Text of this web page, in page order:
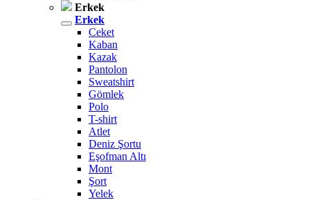
Erkek
Erkek
Ceket
Kaban
Kazak
Pantolon
Sweatshirt
Gömlek
Polo
T-shirt
Atlet
Deniz Şortu
Eşofman Altı
Mont
Şort
Yelek